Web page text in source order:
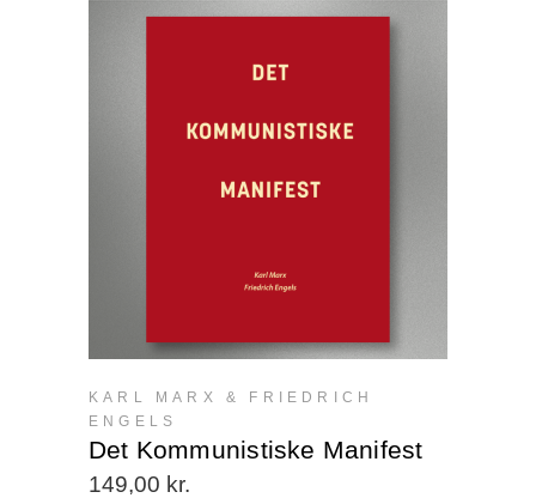
VÆLG MULIGHEDER
Mulighederne
på
KARL MARX & FRIEDRICH
ENGELS
Det Kommunistiske Manifest
149,00 kr.